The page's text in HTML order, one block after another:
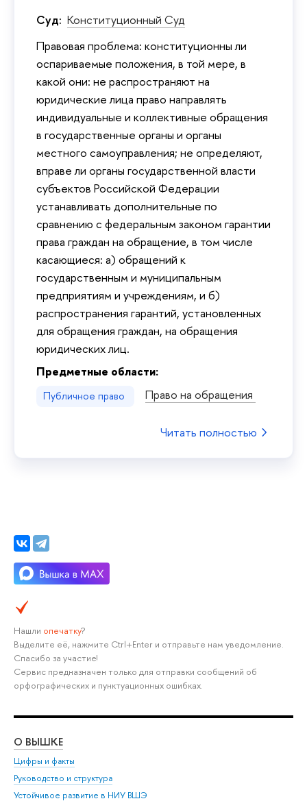
Суд: Конституционный Суд
Правовая проблема: конституционны ли
оспариваемые положения, в той мере, в
какой они: не распространяют на
юридические лица право направлять
индивидуальные и коллективные обращения
в государственные органы и органы
местного самоуправления; не определяют,
вправе ли органы государственной власти
субъектов Российской Федерации
устанавливать дополнительные по
сравнению с федеральным законом гарантии
права граждан на обращение, в том числе
касающиеся: а) обращений к
государственным и муниципальным
предприятиям и учреждениям, и б)
распространения гарантий, установленных
для обращения граждан, на обращения
юридических лиц.
Предметные области:
Публичное право Право на обращения
Читать полностью
Нашли опечатку?
Выделите её, нажмите Ctrl+Enter и отправьте нам уведомление.
Спасибо за участие!
Сервис предназначен только для отправки сообщений об
орфографических и пунктуационных ошибках.
О ВЫШКЕ
Цифры и факты
Руководство и структура
Устойчивое развитие в НИУ ВШЭ